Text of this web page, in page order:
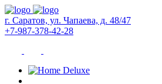
г. Саратов, ул. Чапаева, д. 48/47
+7-987-378-42-28